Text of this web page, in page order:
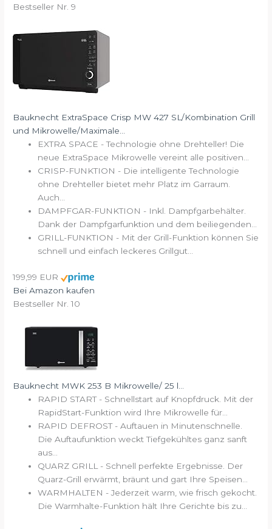
Bestseller Nr. 9
Bauknecht ExtraSpace Crisp MW 427 SL/Kombination Grill
und Mikrowelle/Maximale...
EXTRA SPACE - Technologie ohne Drehteller! Die
neue ExtraSpace Mikrowelle vereint alle positiven...
CRISP-FUNKTION - Die intelligente Technologie
ohne Drehteller bietet mehr Platz im Garraum.
Auch...
DAMPFGAR-FUNKTION - Inkl. Dampfgarbehälter.
Dank der Dampfgarfunktion und dem beiliegenden...
GRILL-FUNKTION - Mit der Grill-Funktion können Sie
schnell und einfach leckeres Grillgut...
199,99 EUR
Bei Amazon kaufen
Bestseller Nr. 10
Bauknecht MWK 253 B Mikrowelle/ 25 l...
RAPID START - Schnellstart auf Knopfdruck. Mit der
RapidStart-Funktion wird Ihre Mikrowelle für...
RAPID DEFROST - Auftauen in Minutenschnelle.
Die Auftaufunktion weckt Tiefgekühltes ganz sanft
aus...
QUARZ GRILL - Schnell perfekte Ergebnisse. Der
Quarz-Grill erwärmt, bräunt und gart Ihre Speisen...
WARMHALTEN - Jederzeit warm, wie frisch gekocht.
Die Warmhalte-Funktion hält Ihre Gerichte bis zu...